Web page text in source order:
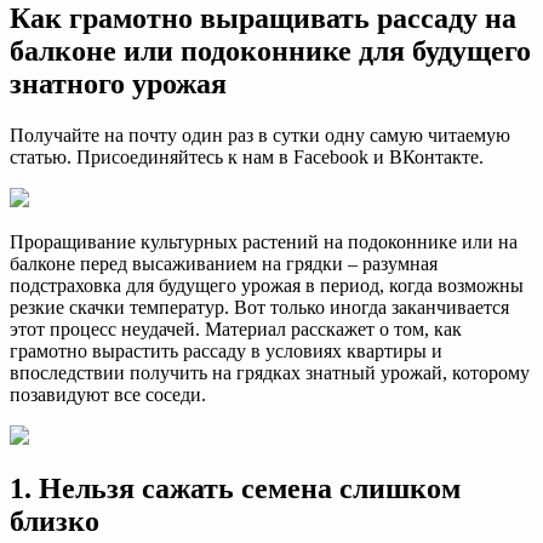
Как грамотно выращивать рассаду на
балконе или подоконнике для будущего
знатного урожая
Получайте на почту один раз в сутки одну самую читаемую
статью. Присоединяйтесь к нам в Facebook и ВКонтакте.
Проращивание культурных растений на подоконнике или на
балконе перед высаживанием на грядки – разумная
подстраховка для будущего урожая в период, когда возможны
резкие скачки температур. Вот только иногда заканчивается
этот процесс неудачей. Материал расскажет о том, как
грамотно вырастить рассаду в условиях квартиры и
впоследствии получить на грядках знатный урожай, которому
позавидуют все соседи.
1. Нельзя сажать семена слишком
близко